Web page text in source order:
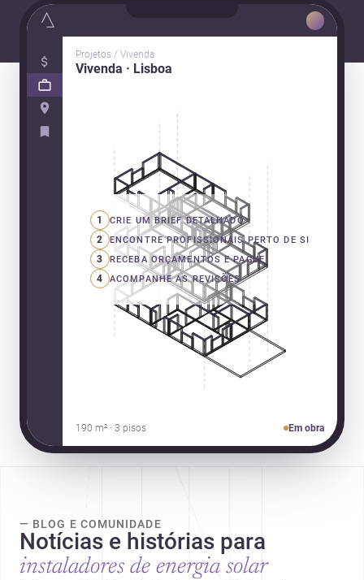
Projetos / Vivenda
Vivenda · Lisboa
1 CRIE UM BRIEF DETALHADO
2 ENCONTRE PROFISSIONAIS PERTO DE SI
3 RECEBA ORÇAMENTOS E PAGUE
4 ACOMPANHE AS REVISÕES
190 m² · 3 pisos Em obra
— BLOG E COMUNIDADE
Notícias e histórias para
instaladores de energia solar